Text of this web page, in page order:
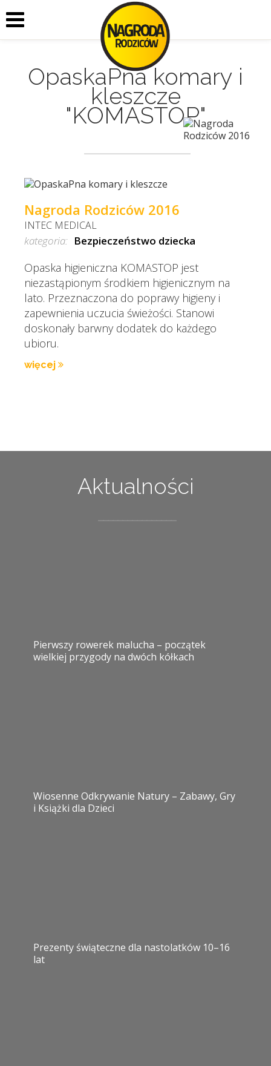
OpaskaPna komary i
kleszcze
"KOMASTOP"
Nagroda Rodziców 2016
INTEC MEDICAL
kategoria: Bezpieczeństwo dziecka
Opaska higieniczna KOMASTOP jest
niezastąpionym środkiem higienicznym na
lato. Przeznaczona do poprawy higieny i
zapewnienia uczucia świeżości. Stanowi
doskonały barwny dodatek do każdego
ubioru.
więcej
Aktualności
Pierwszy rowerek malucha – początek
wielkiej przygody na dwóch kółkach
Wiosenne Odkrywanie Natury – Zabawy, Gry
i Książki dla Dzieci
Prezenty świąteczne dla nastolatków 10–16
lat